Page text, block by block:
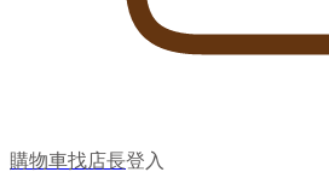
購物車找店長登入